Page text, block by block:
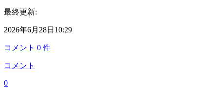
最終更新:
2026年6月28日10:29
コメント 0 件
コメント
0